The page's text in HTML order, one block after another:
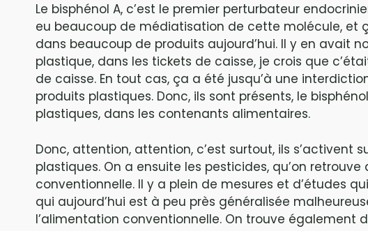
Le bisphénol A, c’est le premier perturbateur
eu beaucoup de médiatisation de cette molécule, et
dans beaucoup de produits aujourd’hui. Il y en avait
plastique, dans les tickets de caisse, je crois que
de caisse. En tout cas, ça a été jusqu’à une
produits plastiques. Donc, ils sont présents, le
plastiques, dans les contenants alimentaires.
Donc, attention, attention, c’est surtout, ils
plastiques. On a ensuite les pesticides, qu’on retrouve
conventionnelle. Il y a plein de mesures et d’études
qui aujourd’hui est à peu près généralisée
l’alimentation conventionnelle. On trouve également